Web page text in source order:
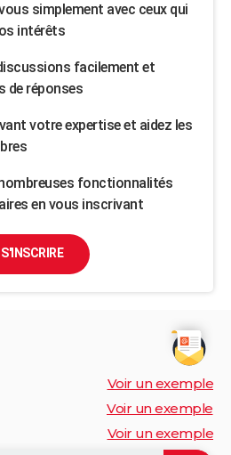
simplement avec ceux qui
intérêts
facilement et
de réponses
votre expertise et aidez les
fonctionnalités
en vous inscrivant
S'INSCRIRE
Voir un exemple
Voir un exemple
Voir un exemple